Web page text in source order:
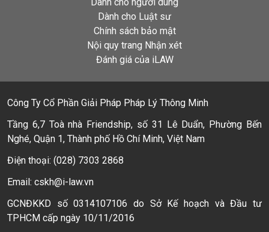
Dành cho Luật sư
Chính sách bảo mật
Nội quy trang Nhận xét
Đánh giá của iLAW
Công Ty Cổ Phần Giải Pháp Pháp Lý Thông Minh
Tầng 6,7 Toà nhà Friendship, số 31 Lê Duẩn, Phường Bến
Nghé, Quận 1, Thành phố Hồ Chí Minh, Việt Nam
Điện thoại: (028) 7303 2868
Email: cskh@i-law.vn
GCNĐKKD số 0314107106 do Sở Kế hoạch và Đầu tư
TPHCM cấp ngày 10/11/2016